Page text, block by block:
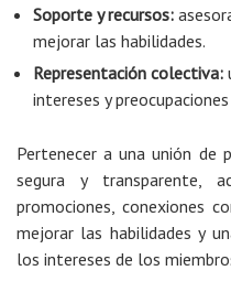
Soporte y recursos:
mejorar las habilidades.
Representación colectiva:
intereses y
Pertenecer a una unión de
segura y transparente,
promociones, conexiones
mejorar las habilidades y
los intereses de los